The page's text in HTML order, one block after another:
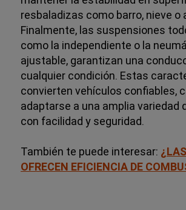
resbaladizas como barro, nieve o
Finalmente, las suspensiones
como la independiente o la
ajustable, garantizan una
cualquier condición. Estas
convierten vehículos confiables,
adaptarse a una amplia variedad
con facilidad y seguridad.
También te puede interesar:
OFRECEN EFICIENCIA DE